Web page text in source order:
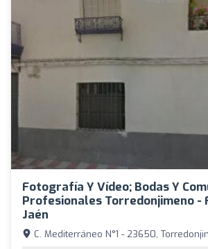
Fotografía Y Vídeo; Bodas Y
Profesionales Torredonjimeno
Jaén
C. Mediterráneo N°1 - 23650,